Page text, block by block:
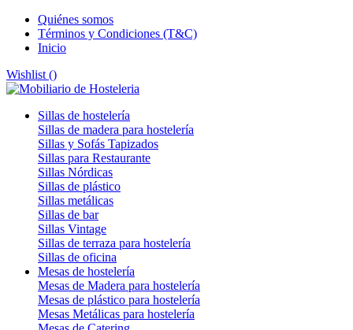
Quiénes somos
Términos y Condiciones (T&C)
Inicio
Wishlist ()
Sillas de hostelería
Sillas de madera para hostelería
Sillas y Sofás Tapizados
Sillas para Restaurante
Sillas Nórdicas
Sillas de plástico
Sillas metálicas
Sillas de bar
Sillas Vintage
Sillas de terraza para hostelería
Sillas de oficina
Mesas de hostelería
Mesas de Madera para hostelería
Mesas de plástico para hostelería
Mesas Metálicas para hostelería